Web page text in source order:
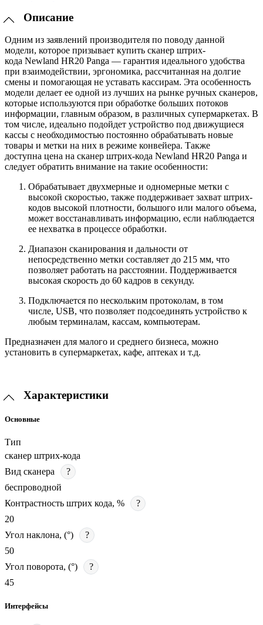
Описание
Одним из заявлений производителя по поводу данной
модели, которое призывает купить сканер штрих-
кода Newland HR20 Panga — гарантия идеального удобства
при взаимодействии, эргономика, рассчитанная на долгие
смены и помогающая не уставать кассирам. Эта особенность
модели делает ее одной из лучших на рынке ручных сканеров,
которые используются при обработке больших потоков
информации, главным образом, в различных супермаркетах. В
том числе, идеально подойдет устройство под движущиеся
кассы с необходимостью постоянно обрабатывать новые
товары и метки на них в режиме конвейера. Также
доступна цена на сканер штрих-кода Newland HR20 Panga и
следует обратить внимание на такие особенности:
Обрабатывает двухмерные и одномерные метки с
высокой скоростью, также поддерживает захват штрих-
кодов высокой плотности, большого или малого объема,
может восстанавливать информацию, если наблюдается
ее нехватка в процессе обработки.
Диапазон сканирования и дальности от
непосредственно метки составляет до 215 мм, что
позволяет работать на расстоянии. Поддерживается
высокая скорость до 60 кадров в секунду.
Подключается по нескольким протоколам, в том
числе, USB, что позволяет подсоединять устройство к
любым терминалам, кассам, компьютерам.
Предназначен для малого и среднего бизнеса, можно
установить в супермаркетах, кафе, аптеках и т.д.
Характеристики
Основные
Тип
сканер штрих-кода
Вид сканера
?
беспроводной
Контрастность штрих кода, %
?
20
Угол наклона, (°)
?
50
Угол поворота, (°)
?
45
Интерфейсы